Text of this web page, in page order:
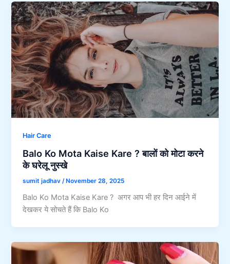
Hair Care
Balo Ko Mota Kaise Kare ? बालों को मोटा करने
के घरेलू नुस्खे
sumit jadhav /November 28, 2025
Balo Ko Mota Kaise Kare ? अगर आप भी हर दिन आईने में
देखकर ये सोचते हैं कि Balo Ko